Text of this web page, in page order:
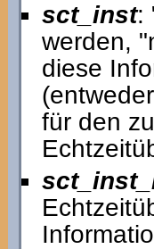
sct_inst:
werden,
diese
für den